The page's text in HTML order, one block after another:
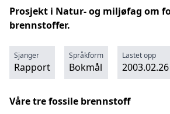
Prosjekt i Natur- og miljøfag om
brennstoffer.
Sjanger
Rapport
Språkform
Bokmål
Lastet opp
2003.02.26
Våre tre fossile brennstoff